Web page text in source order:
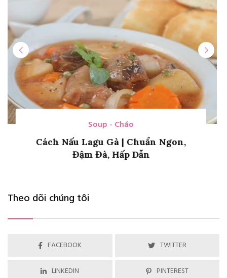
Chè
Cách Làm Hạt Lựu Bột Năng Đơn
Giản, Để Nấu Chè
Theo dõi chúng tôi
FACEBOOK TWITTER
LINKEDIN PINTEREST